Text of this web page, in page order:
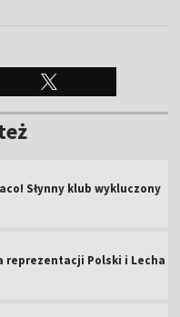
Słynny klub wykluczony
reprezentacji Polski i Lecha